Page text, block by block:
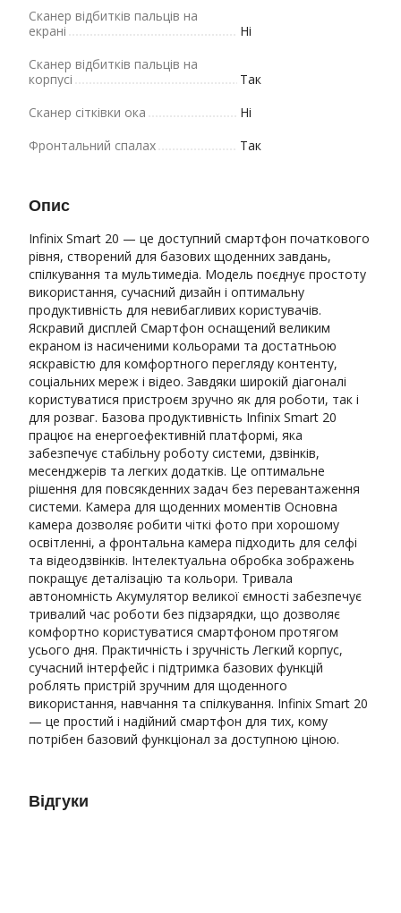
Сканер відбитків пальців на
екрані
Ні
Сканер відбитків пальців на
корпусі
Так
Сканер сітківки ока
Ні
Фронтальний спалах
Так
Опис
Infinix Smart 20 — це доступний смартфон початкового
рівня, створений для базових щоденних завдань,
спілкування та мультимедіа. Модель поєднує простоту
використання, сучасний дизайн і оптимальну
продуктивність для невибагливих користувачів.
Яскравий дисплей Смартфон оснащений великим
екраном із насиченими кольорами та достатньою
яскравістю для комфортного перегляду контенту,
соціальних мереж і відео. Завдяки широкій діагоналі
користуватися пристроєм зручно як для роботи, так і
для розваг. Базова продуктивність Infinix Smart 20
працює на енергоефективній платформі, яка
забезпечує стабільну роботу системи, дзвінків,
месенджерів та легких додатків. Це оптимальне
рішення для повсякденних задач без перевантаження
системи. Камера для щоденних моментів Основна
камера дозволяє робити чіткі фото при хорошому
освітленні, а фронтальна камера підходить для селфі
та відеодзвінків. Інтелектуальна обробка зображень
покращує деталізацію та кольори. Тривала
автономність Акумулятор великої ємності забезпечує
тривалий час роботи без підзарядки, що дозволяє
комфортно користуватися смартфоном протягом
усього дня. Практичність і зручність Легкий корпус,
сучасний інтерфейс і підтримка базових функцій
роблять пристрій зручним для щоденного
використання, навчання та спілкування. Infinix Smart 20
— це простий і надійний смартфон для тих, кому
потрібен базовий функціонал за доступною ціною.
Відгуки